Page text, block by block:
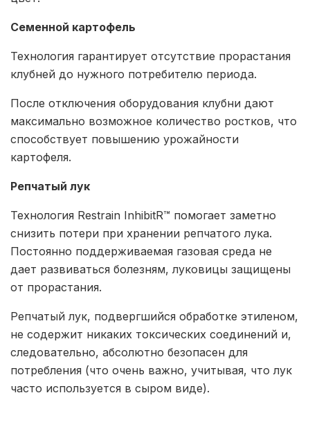
Семенной картофель
Технология гарантирует отсутствие прорастания
клубней до нужного потребителю периода.
После отключения оборудования клубни дают
максимально возможное количество ростков, что
способствует повышению урожайности
картофеля.
Репчатый лук
Технология Restrain InhibitR™ помогает заметно
снизить потери при хранении репчатого лука.
Постоянно поддерживаемая газовая среда не
дает развиваться болезням, луковицы защищены
от прорастания.
Репчатый лук, подвергшийся обработке этиленом,
не содержит никаких токсических соединений и,
следовательно, абсолютно безопасен для
потребления (что очень важно, учитывая, что лук
часто используется в сыром виде).